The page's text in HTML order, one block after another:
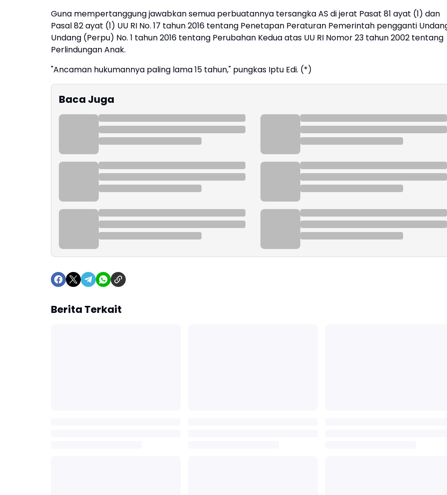
Guna mempertanggung jawabkan semua perbuatannya tersangka AS di jerat Pasat 81 ayat (1) dan
Pasal 82 ayat (1) UU RI No. 17 tahun 2016 tentang Penetapan Peraturan Pemerintah pengganti
Undang (Perpu) No. 1 tahun 2016 tentang Perubahan Kedua atas UU RI Nomor 23 tahun 2002 tentang
Perlindungan Anak.
"Ancaman hukumannya paling lama 15 tahun," pungkas Iptu Edi. (*)
Baca Juga
Berita Terkait